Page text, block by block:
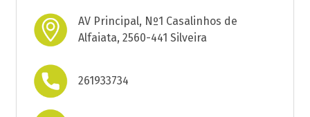
AV Principal, Nº1 Casalinhos de
Alfaiata, 2560-441 Silveira
261933734